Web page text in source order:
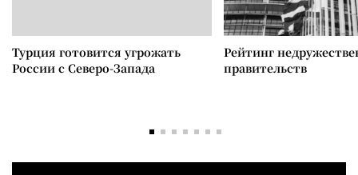
Турция готовится угрожать
России с Северо-Запада
Рейтинг
правительств